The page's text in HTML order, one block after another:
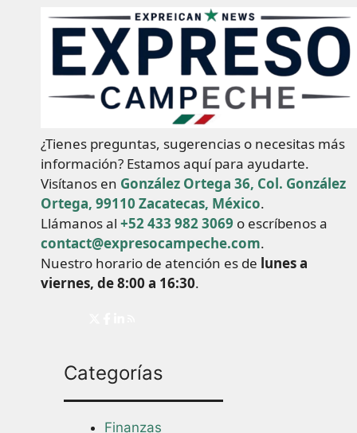
¿Tienes preguntas, sugerencias o necesitas más
información? Estamos aquí para ayudarte.
Visítanos en González Ortega 36, Col. González
Ortega, 99110 Zacatecas, México.
Llámanos al +52 433 982 3069 o escríbenos a
contact@expresocampeche.com.
Nuestro horario de atención es de lunes a
viernes, de 8:00 a 16:30.
Categorías
Finanzas